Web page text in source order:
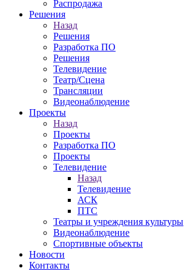
Распродажа
Решения
Назад
Решения
Разработка ПО
Решения
Телевидение
Театр/Сцена
Трансляции
Видеонаблюдение
Проекты
Назад
Проекты
Разработка ПО
Проекты
Телевидение
Назад
Телевидение
АСК
ПТС
Театры и учреждения культуры
Видеонаблюдение
Спортивные объекты
Новости
Контакты